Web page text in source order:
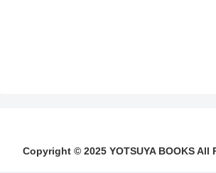
Copyright © 2025 YOTSUYA BOOKS All